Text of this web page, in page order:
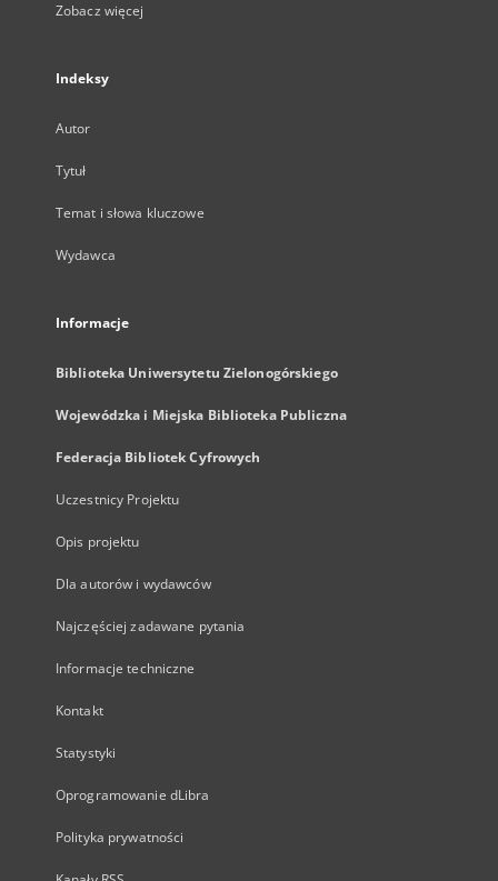
Zobacz więcej
Indeksy
Autor
Tytuł
Temat i słowa kluczowe
Wydawca
Informacje
Biblioteka Uniwersytetu Zielonogórskiego
Wojewódzka i Miejska Biblioteka Publiczna
Federacja Bibliotek Cyfrowych
Uczestnicy Projektu
Opis projektu
Dla autorów i wydawców
Najczęściej zadawane pytania
Informacje techniczne
Kontakt
Statystyki
Oprogramowanie dLibra
Polityka prywatności